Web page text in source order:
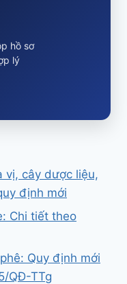
hồ sơ
lý
vị, cây dược liệu,
định mới
Chi tiết theo
Quy định mới
QĐ-TTg